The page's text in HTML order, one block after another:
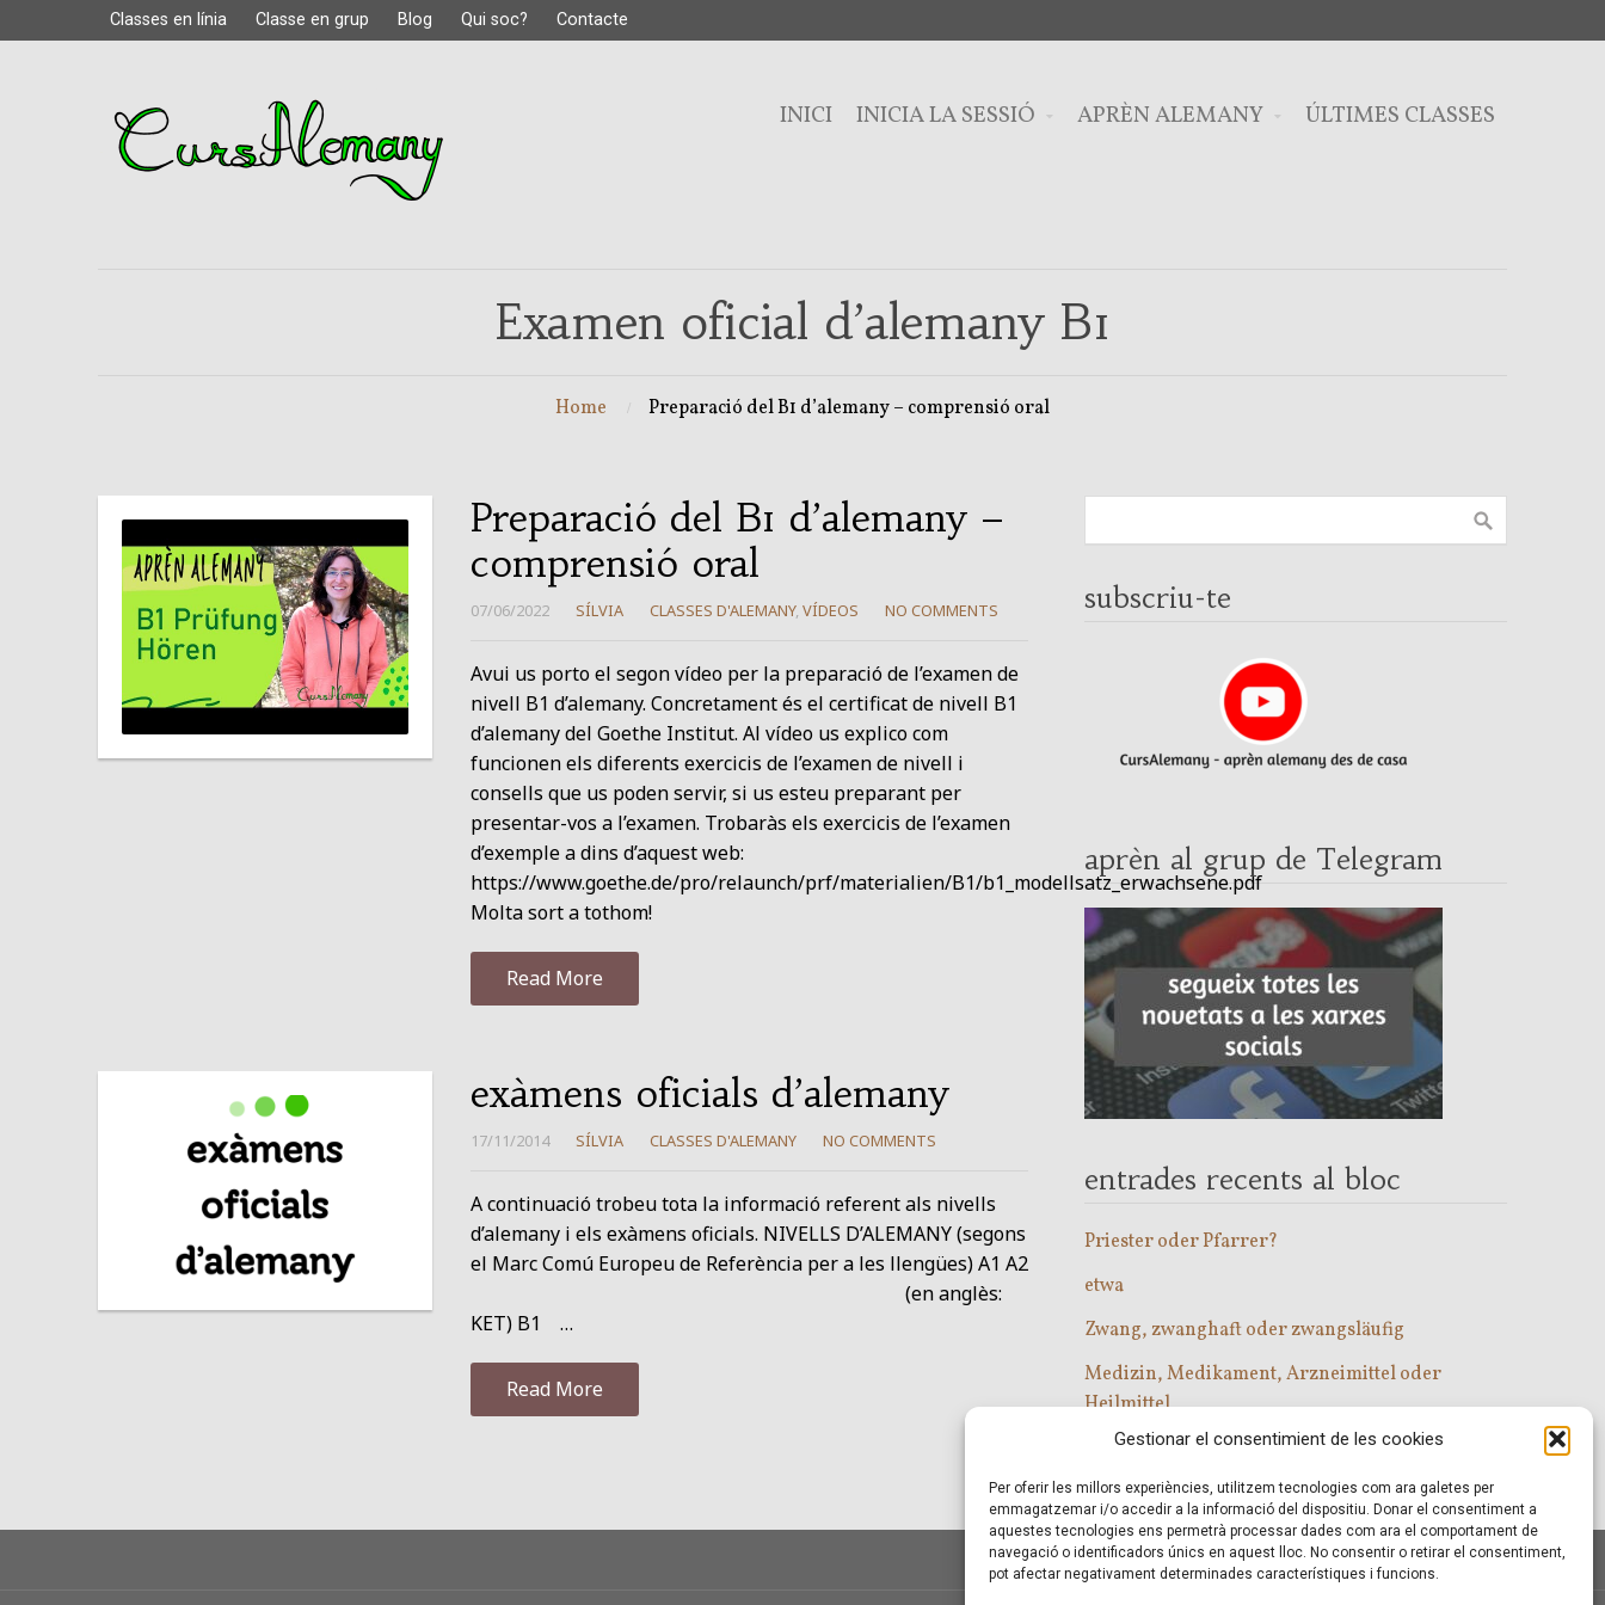
Gestionar el consentimient de les cookies
Per oferir les millors experiències, utilitzem tecnologies com ara galetes per
emmagatzemar i/o accedir a la informació del dispositiu. Donar el consentiment a
aquestes tecnologies ens permetrà processar dades com ara el comportament de
navegació o identificadors únics en aquest lloc. No consentir o retirar el consentiment,
pot afectar negativament determinades característiques i funcions.
Classes en línia Classe en grup Blog Qui soc? Contacte
INICI INICIA LA SESSIÓ APRÈN ALEMANY ÚLTIMES CLASSES
Examen oficial d’alemany B1
Home Preparació del B1 d’alemany – comprensió oral
Preparació del B1 d’alemany –
comprensió oral
07/06/2022 SÍLVIA CLASSES D'ALEMANY, VÍDEOS NO COMMENTS
Avui us porto el segon vídeo per la preparació de l’examen de
nivell B1 d’alemany. Concretament és el certificat de nivell B1
d’alemany del Goethe Institut. Al vídeo us explico com
funcionen els diferents exercicis de l’examen de nivell i
consells que us poden servir, si us esteu preparant per
presentar-vos a l’examen. Trobaràs els exercicis de l’examen
d’exemple a dins d’aquest web:
https://www.goethe.de/pro/relaunch/prf/materialien/B1/b1_modellsatz_erwachsene.pdf
Molta sort a tothom!
Read More
exàmens oficials d’alemany
17/11/2014 SÍLVIA CLASSES D'ALEMANY NO COMMENTS
A continuació trobeu tota la informació referent als nivells
d’alemany i els exàmens oficials. NIVELLS D’ALEMANY (segons
el Marc Comú Europeu de Referència per a les llengües) A1 A2
(en anglès:
KET) B1 …
Read More
subscriu-te
aprèn al grup de Telegram
entrades recents al bloc
Priester oder Pfarrer?
etwa
Zwang, zwanghaft oder zwangsläufig
Medizin, Medikament, Arzneimittel oder
Heilmittel
Com entrar a les classes d’alemany?